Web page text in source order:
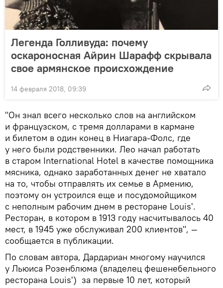
Легенда Голливуда: почему
оскароносная Айрин Шарафф скрывала
свое армянское происхождение
14 февраля 2018, 09:39
"Он знал всего несколько слов на английском
и французском, с тремя долларами в кармане
и билетом в один конец в Ниагара-Фолс, где
у него были родственники. Лео начал работать
в старом International Hotel в качестве помощника
мясника, однако заработанных денег не хватало
на то, чтобы отправлять их семье в Армению,
поэтому он устроился еще и посудомойщиком
с неполным рабочим днем в ресторане Louis'.
Ресторан, в котором в 1913 году насчитывалось 40
мест, в 1945 уже обслуживал 200 клиентов", —
сообщается в публикации.
По словам автора, Дардариан многому научился
у Льюиса Розенблюма (владелец фешенебельного
ресторана Louis') за первые 10 лет, который